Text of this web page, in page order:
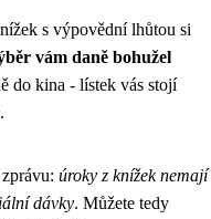
s výpovědní lhůtou si
vám daně bohužel
do kina - lístek vás stojí
úroky z knížek nemají
dávky. Můžete tedy